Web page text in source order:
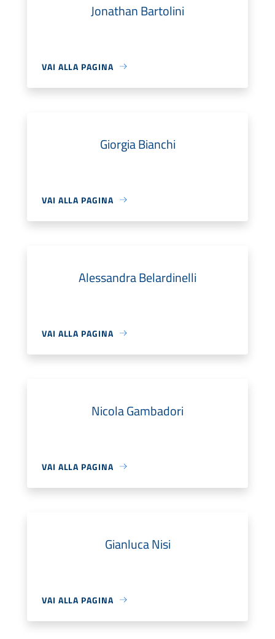
Jonathan Bartolini
VAI ALLA PAGINA
Giorgia Bianchi
VAI ALLA PAGINA
Alessandra Belardinelli
VAI ALLA PAGINA
Nicola Gambadori
VAI ALLA PAGINA
Gianluca Nisi
VAI ALLA PAGINA